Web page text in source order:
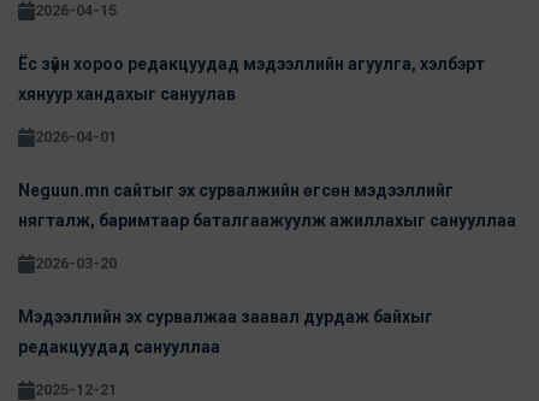
2026-04-15
Ёс зүйн хороо редакцуудад мэдээллийн агуулга, хэлбэрт
хянуур хандахыг сануулав
2026-04-01
Neguun.mn сайтыг эх сурвалжийн өгсөн мэдээллийг
нягталж, баримтаар баталгаажуулж ажиллахыг санууллаа
2026-03-20
Мэдээллийн эх сурвалжаа заавал дурдаж байхыг
редакцуудад санууллаа
2025-12-21